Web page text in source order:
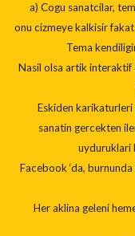
a) Cogu sanatcilar,
onu cizmeye kalkisir
Tema
Nasil olsa artik interaktif
Eskiden
sanatin gercekten
uyduruklari
Facebook ‘da,
Her aklina geleni